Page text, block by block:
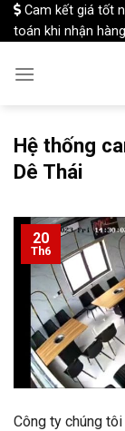
SkipCam kết giá tốt
toán khi nhận hàng
Hệ thống
Dê Thái
20
Th6
Công ty chúng